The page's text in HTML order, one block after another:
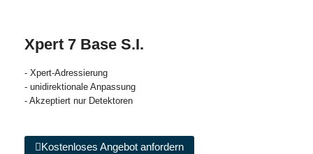
Xpert 7 Base S.I.
- Xpert-Adressierung
- unidirektionale Anpassung
- Akzeptiert nur Detektoren
Kostenloses Angebot anfordern